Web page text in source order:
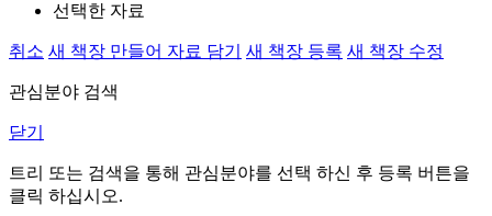
선택한 자료
취소 새 책장 만들어 자료 담기 새 책장 등록 새 책장 수정
관심분야 검색
닫기
트리 또는 검색을 통해 관심분야를 선택 하신 후 등록 버튼을
클릭 하십시오.